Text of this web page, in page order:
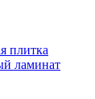
плитка
ламинат